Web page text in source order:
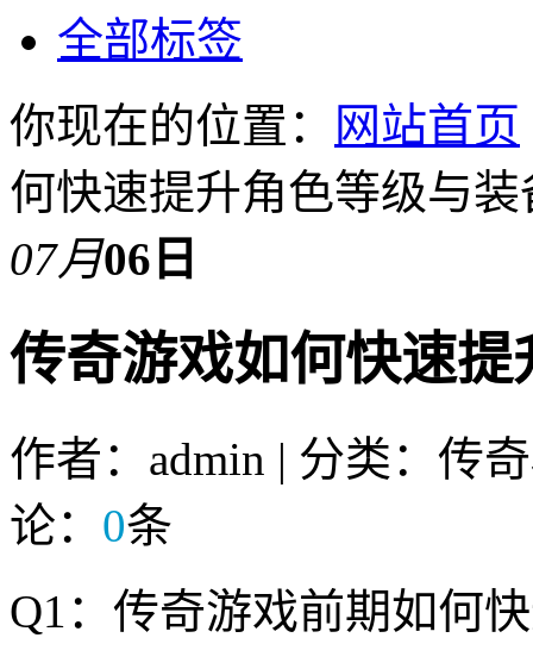
全部标签
你现在的位置：
网站首页
何快速提升角色等级与装
07月06日
传奇游戏如何快速
作者：admin | 分类：传
论： 0条
Q1：传奇游戏前期如何